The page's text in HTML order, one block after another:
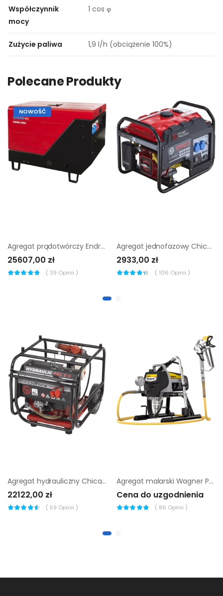
Współczynnik
mocy
1 cos φ
Zużycie paliwa 1,9 l/h (obciążenie 100%)
Polecane Produkty
NOWOŚĆ
Agregat prądotwórczy Endress ESE 606 YS-GT ES ISO DI
25607,00 zł
( 39 Opinii )
Agregat jednofazowy Chicago Pneumatic CPPG 2.3 |
2933,00 zł
( 106 Opinii )
Agregat hydrauliczny Chicago Pneumatic PAC E6
22122,00 zł
( 59 Opinii )
Agregat malarski Wagner ProSpray PS 3.20
Cena do uzgodnienia
( 86 Opinii )